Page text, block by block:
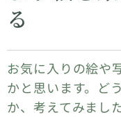
る
お気に入りの絵や
かと思います。ど
か、考えてみました